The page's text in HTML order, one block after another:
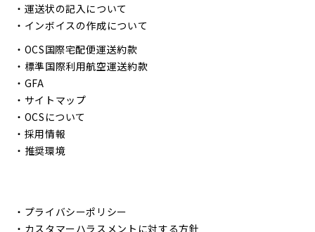
・ 運送状の記入について
・ インボイスの作成について
・ OCS国際宅配便運送約款
・ 標準国際利用航空運送約款
・ GFA
・ サイトマップ
・ OCSについて
・ 採用情報
・ 推奨環境
・ プライバシーポリシー
・ カスタマーハラスメントに対する方針